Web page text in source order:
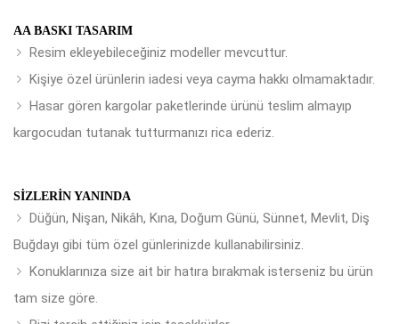
AA BASKI TASARIM
Resim ekleyebileceğiniz modeller mevcuttur.
Kişiye özel ürünlerin iadesi veya cayma hakkı olmamaktadır.
Hasar gören kargolar paketlerinde ürünü teslim almayıp
kargocudan tutanak tutturmanızı rica ederiz.
SIZLERIN YANINDA
Düğün, Nişan, Nikâh, Kına, Doğum Günü, Sünnet, Mevlit, Diş
Buğdayı gibi tüm özel günlerinizde kullanabilirsiniz.
Konuklarınıza size ait bir hatıra bırakmak isterseniz bu ürün
tam size göre.